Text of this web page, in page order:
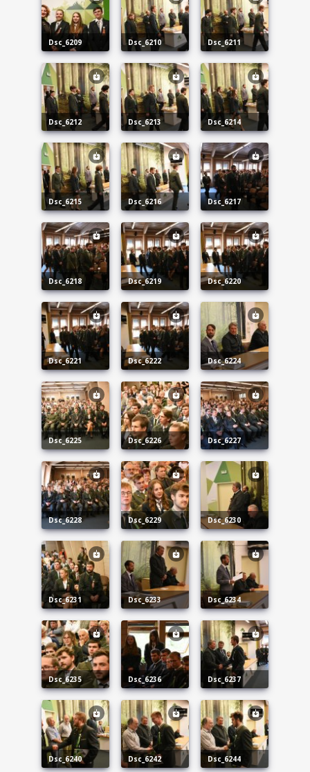
dsc_6209 dsc_6210 dsc_6211
dsc_6212 dsc_6213 dsc_6214
dsc_6215 dsc_6216 dsc_6217
dsc_6218 dsc_6219 dsc_6220
dsc_6221 dsc_6222 dsc_6224
dsc_6225 dsc_6226 dsc_6227
dsc_6228 dsc_6229 dsc_6230
dsc_6231 dsc_6233 dsc_6234
dsc_6235 dsc_6236 dsc_6237
dsc_6240 dsc_6242 dsc_6244